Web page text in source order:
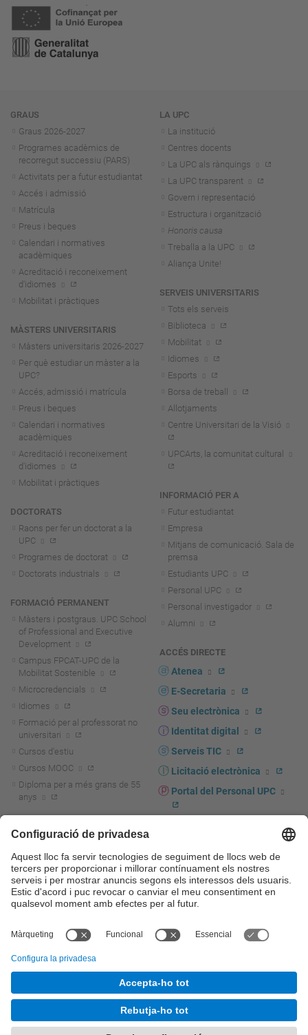
Navegació
GRAUS
Graus 2026-2027
Programes acadèmics de
recorregut successiu (PARS)
Activitats per a futur estudiantat
Accés i admissió
Matrícula
Preus i beques
Calendari i normatives
acadèmiques
Acreditació i reconeixement
d'idiomes
Mobilitat i pràctiques
MÀSTERS UNIVERSITARIS
Màsters universitaris 2026-2027
Per què estudiar un màster a la
UPC?
Accés, admissió i matrícula
Preus i beques
Calendari i normatives
acadèmiques
Acreditació i reconeixement
d'idiomes
Mobilitat i pràctiques
DOCTORATS
Raons per fer un doctorat a la
UPC
Programes de doctorat
Doctorats industrials
FORMACIÓ PERMANENT
Màsters i postgraus. UPC School
of Professional and Executive
Development
Campus FPCAT-UPC de la
Mobilitat Sostenible
Microcredencials
Idiomes
Formació per al professorat no
universitari
Cursos d'estiu
Cursos MOOC
Diploma per a més grans de 55
anys
Actualitat R+D+I
La recerca a la UPC
La transferència, l'emprenedoria i
la innovació a la UPC
Foment i suport a la recerca
transferència, l'emprenedoria i la
Serveis per a empreses
LA UPC
La institució
Centres docents
La UPC als rànquings
La UPC transparent
Govern i representació
Estructura i organització
Honoris causa
Treballa a la UPC
Aliança Unite!
SERVEIS UNIVERSITARIS
Tots els serveis
Biblioteca
Mobilitat
Idiomes
Esports
Borsa de treball
Allotjaments
Centre Universitari de la Visió
UPCArts, la comunitat cultural
INFORMACIÓ PER A
Futur estudiantat
Empresa
Mitjans de comunicació. Sala de
premsa
Estudiants UPC
Personal UPC
Personal investigador
Alumni
ACCÉS DIRECTE
Atenea
E-Secretaria
Seu electrònica
Identitat digital
Serveis TIC
Licitació electrònica
Portal del Personal UPC
UPCshop, marxandatge
Sala de premsa
Seguretat i salut
Autoprotecció i emergències
© UPC Universitat Politècnica de Catalunya - BarcelonaTech